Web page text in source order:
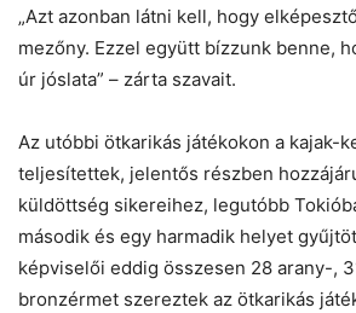
„Azt azonban látni kell, hogy
mezőny. Ezzel együtt bízzunk benne,
úr jóslata” – zárta szavait.
Az utóbbi ötkarikás játékokon a kajak-
teljesítettek, jelentős részben
küldöttség sikereihez, legutóbb
második és egy harmadik helyet
képviselői eddig összesen 28 arany-,
bronzérmet szereztek az ötkarikás